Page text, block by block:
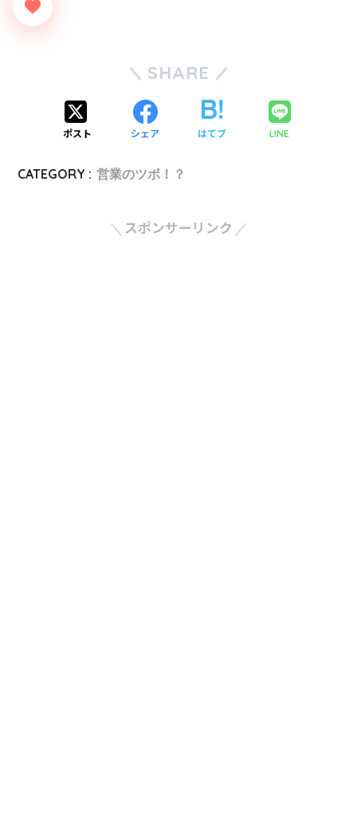
SHARE
ポスト シェア はてブ LINE
CATEGORY : 営業のツボ！？
スポンサーリンク